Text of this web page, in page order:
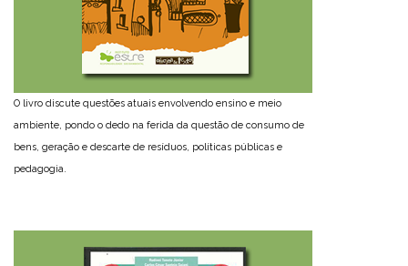
O livro discute questões atuais envolvendo ensino e meio
ambiente, pondo o dedo na ferida da questão de consumo de
bens, geração e descarte de resíduos, políticas públicas e
pedagogia.